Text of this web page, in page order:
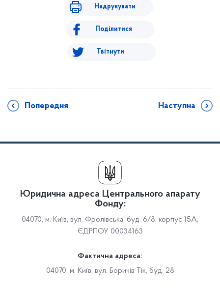
Надрукувати
Поділитися
Твітнути
Попередня Наступна
Юридична адреса Центрального апарату
Фонду:
04070, м. Київ, вул. Фролівська, буд. 6/8, корпус 15А,
ЄДРПОУ 00034163
Фактична адреса:
04070, м. Київ, вул. Боричів Тік, буд. 28